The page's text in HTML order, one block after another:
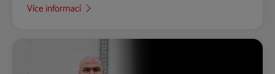
Více informací